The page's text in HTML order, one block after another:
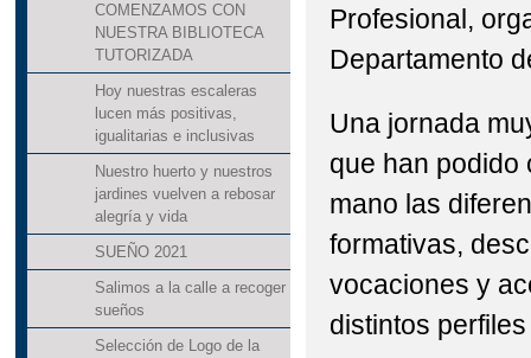
COMENZAMOS CON
NUESTRA BIBLIOTECA
TUTORIZADA
Hoy nuestras escaleras
lucen más positivas,
igualitarias e inclusivas
Nuestro huerto y nuestros
jardines vuelven a rebosar
alegría y vida
SUEÑO 2021
Salimos a la calle a recoger
sueños
Selección de Logo de la
Profesional,
Departamento
Una jornada
que han podido
mano las
formativas,
vocaciones y
distintos